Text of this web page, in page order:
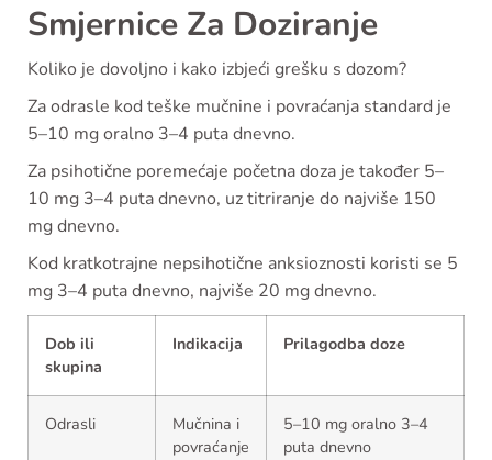
Smjernice Za Doziranje
Koliko je dovoljno i kako izbjeći grešku s dozom?
Za odrasle kod teške mučnine i povraćanja standard je
5–10 mg oralno 3–4 puta dnevno.
Za psihotične poremećaje početna doza je također 5–
10 mg 3–4 puta dnevno, uz titriranje do najviše 150
mg dnevno.
Kod kratkotrajne nepsihotične anksioznosti koristi se 5
mg 3–4 puta dnevno, najviše 20 mg dnevno.
Dob ili
skupina
Indikacija Prilagodba doze
Odrasli
Mučnina i
povraćanje
5–10 mg oralno 3–4
puta dnevno